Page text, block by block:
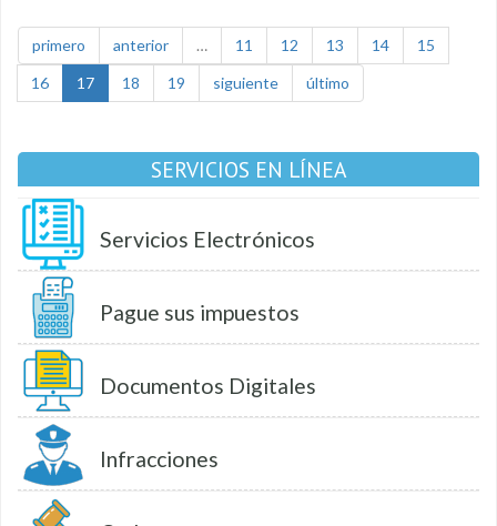
primero anterior … 11 12 13 14
15
16
17 18 19 siguiente último
SERVICIOS EN LÍNEA
Servicios Electrónicos
Pague sus impuestos
Documentos Digitales
Infracciones